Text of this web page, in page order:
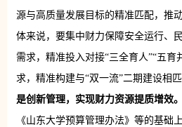
源与高质量发展目标的精准匹配，推
体来说，要集中财力保障安全运行、
需求，精准投入对接“三全育人”“五育
求，精准构建与“双一流”二期建设相
是创新管理，实现财力资源提质增效。
《山东大学预算管理办法》等的基础